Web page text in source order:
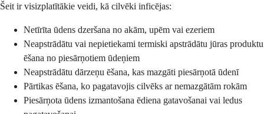
Šeit ir visizplatītākie veidi, kā cilvēki inficējas:
Netīrīta ūdens dzeršana no akām, upēm vai ezeriem
Neapstrādātu vai nepietiekami termiski apstrādātu jūras produktu
ēšana no piesārņotiem ūdeņiem
Neapstrādātu dārzeņu ēšana, kas mazgāti piesārņotā ūdenī
Pārtikas ēšana, ko pagatavojis cilvēks ar nemazgātām rokām
Piesārņota ūdens izmantošana ēdiena gatavošanai vai ledus